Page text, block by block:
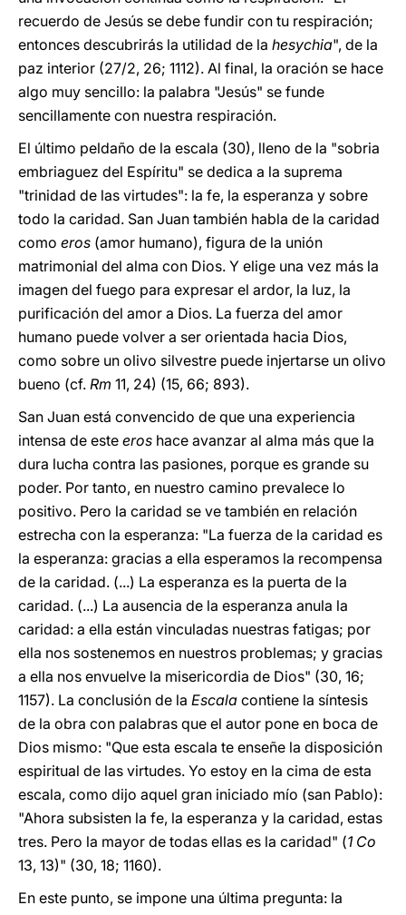
recuerdo de Jesús se debe fundir con tu respiración;
entonces descubrirás la utilidad de la hesychia", de la
paz interior (27/2, 26; 1112). Al final, la oración se hace
algo muy sencillo: la palabra "Jesús" se funde
sencillamente con nuestra respiración.
El último peldaño de la escala (30), lleno de la "sobria
embriaguez del Espíritu" se dedica a la suprema
"trinidad de las virtudes": la fe, la esperanza y sobre
todo la caridad. San Juan también habla de la caridad
como eros (amor humano), figura de la unión
matrimonial del alma con Dios. Y elige una vez más la
imagen del fuego para expresar el ardor, la luz, la
purificación del amor a Dios. La fuerza del amor
humano puede volver a ser orientada hacia Dios,
como sobre un olivo silvestre puede injertarse un olivo
bueno (cf. Rm 11, 24) (15, 66; 893).
San Juan está convencido de que una experiencia
intensa de este eros hace avanzar al alma más que la
dura lucha contra las pasiones, porque es grande su
poder. Por tanto, en nuestro camino prevalece lo
positivo. Pero la caridad se ve también en relación
estrecha con la esperanza: "La fuerza de la caridad es
la esperanza: gracias a ella esperamos la recompensa
de la caridad. (...) La esperanza es la puerta de la
caridad. (...) La ausencia de la esperanza anula la
caridad: a ella están vinculadas nuestras fatigas; por
ella nos sostenemos en nuestros problemas; y gracias
a ella nos envuelve la misericordia de Dios" (30, 16;
1157). La conclusión de la Escala contiene la síntesis
de la obra con palabras que el autor pone en boca de
Dios mismo: "Que esta escala te enseñe la disposición
espiritual de las virtudes. Yo estoy en la cima de esta
escala, como dijo aquel gran iniciado mío (san Pablo):
"Ahora subsisten la fe, la esperanza y la caridad, estas
tres. Pero la mayor de todas ellas es la caridad" (1 Co
13, 13)" (30, 18; 1160).
En este punto, se impone una última pregunta: la